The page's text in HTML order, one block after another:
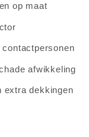
op maat
afwikkeling
extra dekkingen